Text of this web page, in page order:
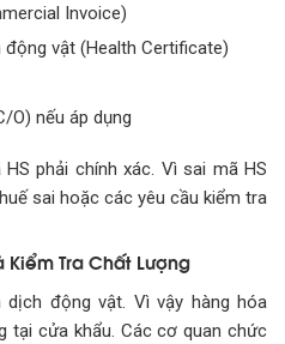
Invoice)
vật (Health Certificate)
O) nếu áp dụng
phải chính xác. Vì sai mã HS
sai hoặc các yêu cầu kiểm tra
Tra Chất Lượng
động vật. Vì vậy hàng hóa
tại cửa khẩu. Các cơ quan chức